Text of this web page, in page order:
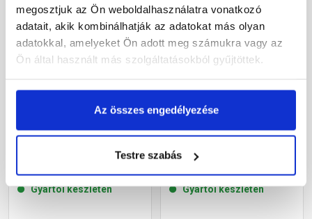
megosztjuk az Ön weboldalhasználatra vonatkozó
adatait, akik kombinálhatják az adatokat más olyan
adatokkal, amelyeket Ön adott meg számukra vagy az
Ön által használt más szolgáltatásokból gyűjtöttek.
Az összes engedélyezése
Testre szabás
Masterplast
Thermomaster szilikon
mm 64-C 25 kg
Gyártói készleten
Masterplast
Thermomaster szilikon
vékonyvakolat, kapart 1,5
mm 19-F 25 kg
Gyártói készleten